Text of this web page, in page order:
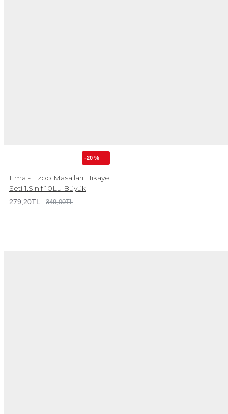
-20 %
Ema - Ezop Masalları Hikaye
Seti 1.Sınıf 10Lu Büyük
279,20TL 349,00TL